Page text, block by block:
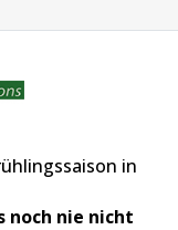
in
noch nie nicht